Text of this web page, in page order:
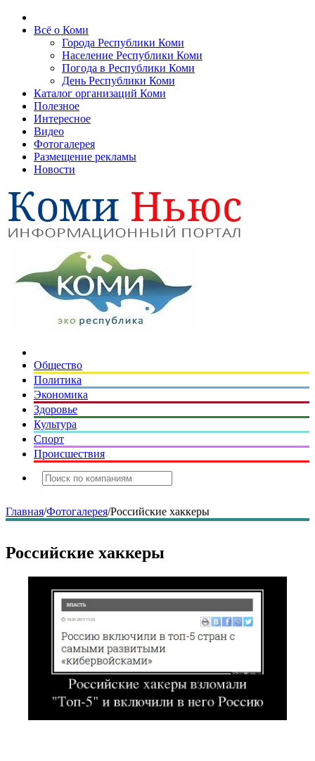
Всё о Коми
Города Республики Коми
Население Республики Коми
Погода в Республики Коми
День Республики Коми
Каталог организаций Коми
Полезное
Интересное
Видео
Фотогалерея
Размещение рекламы
Новости
Общество
Политика
Экономика
Здоровье
Культура
Спорт
Происшествия
Главная/Фотогалерея/Российские хаккеры
Российские хаккеры